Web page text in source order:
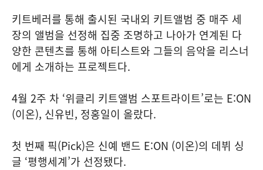
키트베러를 통해 출시된 국내외 키트앨범 중 매주 세
장의 앨범을 선정해 집중 조명하고 나아가 연계된 다
양한 콘텐츠를 통해 아티스트와 그들의 음악을 리스너
에게 소개하는 프로젝트다.
4월 2주 차 ‘위클리 키트앨범 스포트라이트’로는 E:ON
(이온), 신유빈, 정홍일이 올랐다.
첫 번째 픽(Pick)은 신예 밴드 E:ON (이온)의 데뷔 싱
글 ‘평행세계’가 선정됐다.